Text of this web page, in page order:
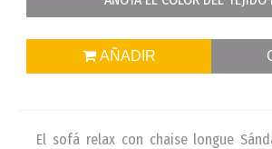
AÑADIR
El sofá relax con chaise longue